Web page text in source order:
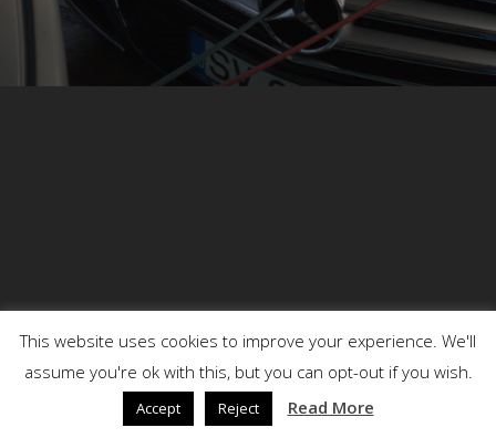
© 2026 DENSON.
This website uses cookies to improve your experience. We'll
assume you're ok with this, but you can opt-out if you wish.
Accept Reject Read More